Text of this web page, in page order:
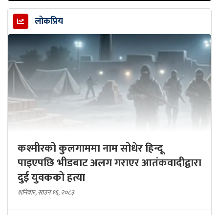
लोकप्रिय
कश्मीरको कुलगाममा नाम सोधेर हिन्दू
पाइएपछि भीडबाट अलग गराएर आतंकवादीद्वारा
दुई युवकको हत्या
शनिबार, साउन १६, २०८३